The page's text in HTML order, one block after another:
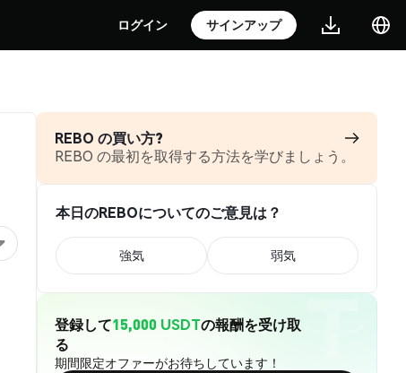
ログイン サインアップ
REBO の買い方?
REBO の最初を取得する方法を学びましょう。
本日のREBOについてのご意見は？
強気 弱気
登録して15,000 USDTの報酬を受け取
る
期間限定オファーがお待ちしています！